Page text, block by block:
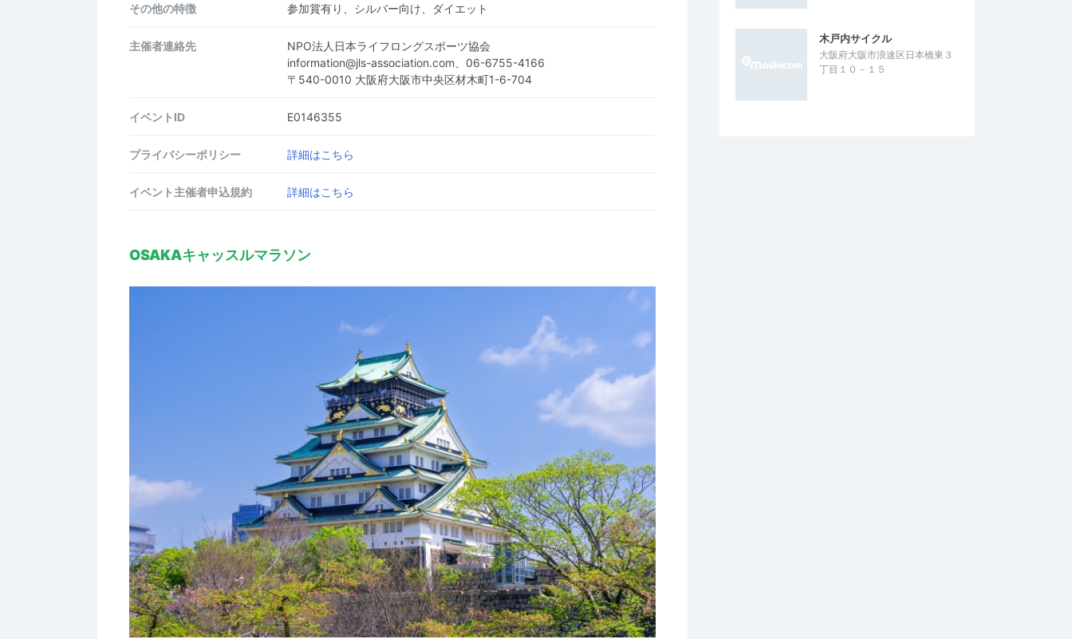
その他の特徴 参加賞有り、シルバー向け、ダイエット
主催者連絡先
NPO法人日本ライフロングスポーツ協会
information@jls-association.com、06-6755-4166
〒540-0010 大阪府大阪市中央区材木町1-6-704
イベントID E0146355
プライバシーポリシー 詳細はこちら
イベント主催者申込規約 詳細はこちら
OSAKAキャッスルマラソン
木戸内サイクル
大阪府大阪市浪速区日本橋東３
丁目１０－１５